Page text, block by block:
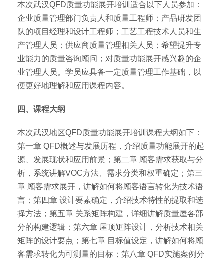
本次武汉QFD质量功能展开培训适合以下人员参加：
企业质量管理部门负责人和质量工程师；产品研发团
队的项目经理和设计工程师；工艺工程技术人员和生
产管理人员；供应商质量管理相关人员；希望提升专
业能力的质量咨询顾问；对质量功能展开感兴趣的企
业管理人员。学员应具备一定质量管理工作基础，以
便更好地理解和应用课程内容。
四、课程大纲
本次武汉地区QFD质量功能展开培训课程大纲如下：
第一章 QFD概述与发展历程，介绍质量功能展开的起
源、发展现状和应用前景；第二章 顾客需求获取与分
析，系统讲解VOC方法、需求分类和权重确定；第三
章 顾客需求展开，讲解如何将顾客语言转化为技术语
言；第四章 设计要素确定，介绍技术特性的提取和选
择方法；第五章 关系矩阵构建，详细讲解质量屋各部
分的构建逻辑；第六章 屋顶矩阵设计，分析技术相关
矩阵的设计要点；第七章 目标值设定，讲解如何将顾
客需求转化为可测量的目标；第八章 QFD实施案例分